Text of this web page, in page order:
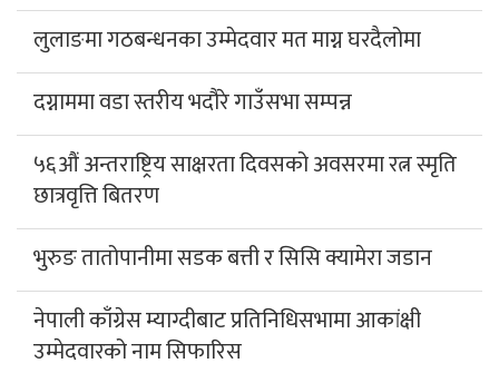
लुलाङमा गठबन्धनका उम्मेदवार मत माग्न घरदैलोमा
दग्नाममा वडा स्तरीय भदौरे गाउँसभा सम्पन्न
५६औं अन्तराष्ट्रिय साक्षरता दिवसको अवसरमा रत्न स्मृति
छात्रवृत्ति बितरण
भुरुङ तातोपानीमा सडक बत्ती र सिसि क्यामेरा जडान
नेपाली काँग्रेस म्याग्दीबाट प्रतिनिधिसभामा आकांक्षी
उम्मेदवारको नाम सिफारिस